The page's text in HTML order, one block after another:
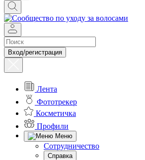
Вход/регистрация
Лента
Фототрекер
Косметичка
Профили
Меню
Сотрудничество
Справка